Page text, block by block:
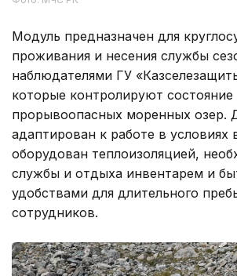
Модуль предназначен для
проживания и несения службы
наблюдателями ГУ
которые контролируют состояние
прорывоопасных моренных озер.
адаптирован к работе в условиях
оборудован теплоизоляцией,
службы и отдыха инвентарем и
удобствами для длительного
сотрудников.